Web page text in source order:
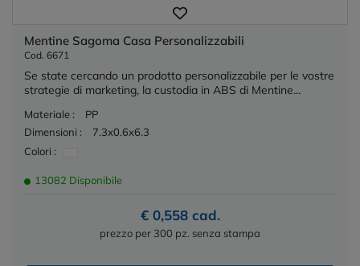
Mentine Sagoma Casa Personalizzabili
Cod. 6671
Se state cercando un prodotto personalizzabile per le vostre
strategie di marketing, la custodia in ABS di Mentine...
Materiale :
PP
Dimensioni :
7.3x0.6x6.3
Colori :
13082 Disponibile
€ 0,558 cad.
prezzo per 300 pz. senza stampa